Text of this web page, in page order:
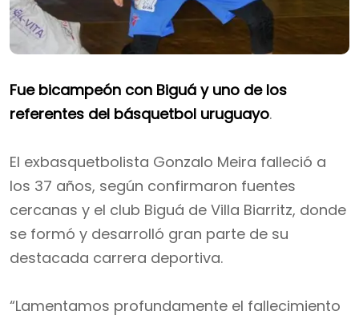
Fue bicampeón con Biguá y uno de los
referentes del básquetbol uruguayo.
El exbasquetbolista Gonzalo Meira falleció a
los 37 años, según confirmaron fuentes
cercanas y el club Biguá de Villa Biarritz, donde
se formó y desarrolló gran parte de su
destacada carrera deportiva.
“Lamentamos profundamente el fallecimiento